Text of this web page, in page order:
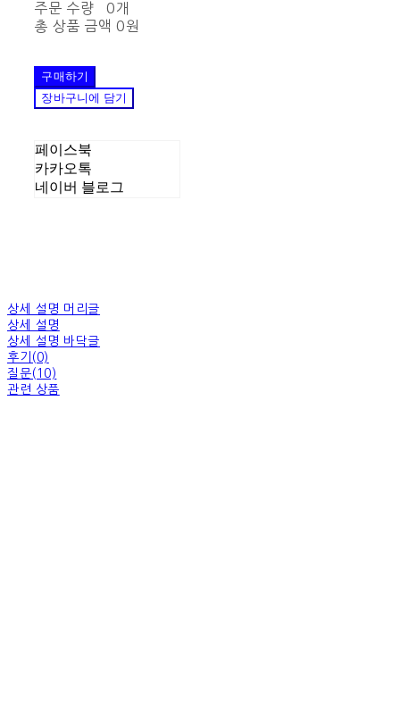
주문 수량
0개
총 상품 금액 0원
구매하기
장바구니에 담기
페이스북
카카오톡
네이버 블로그
상세 설명 머리글
상세 설명
상세 설명 바닥글
후기(0)
질문(10)
관련 상품